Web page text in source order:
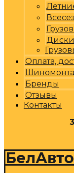
Диски
Оплата,
Бренды
Отзывы
Контакты